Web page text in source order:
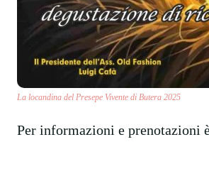
La locandina del Presepe Vivente di Butera 2025
Per informazioni e prenotazioni